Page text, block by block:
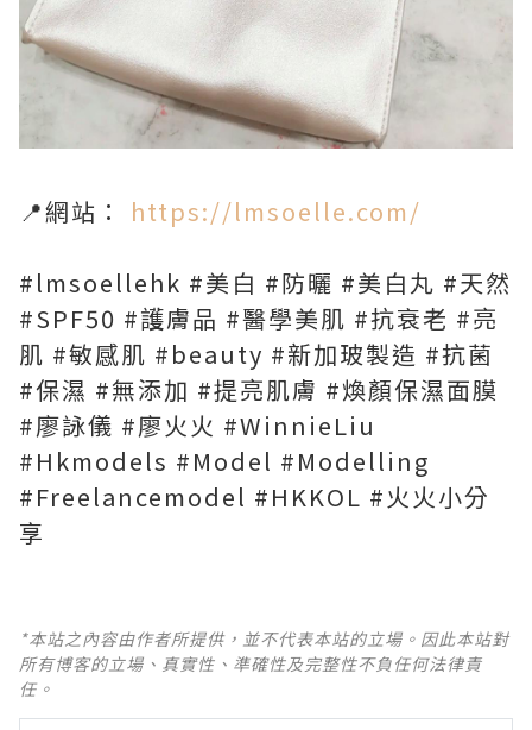
📍網站： https://lmsoelle.com/
#lmsoellehk #美白 #防曬 #美白丸 #天然
#SPF50 #護膚品 #醫學美肌 #抗衰老 #亮
肌 #敏感肌 #beauty #新加玻製造 #抗菌
#保濕 #無添加 #提亮肌膚 #煥顏保濕面膜
#廖詠儀 #廖火火 #WinnieLiu
#Hkmodels #Model #Modelling
#Freelancemodel #HKKOL #火火小分
享
*本站之內容由作者所提供，並不代表本站的立場。因此本站對
所有博客的立場、真實性、準確性及完整性不負任何法律責
任。